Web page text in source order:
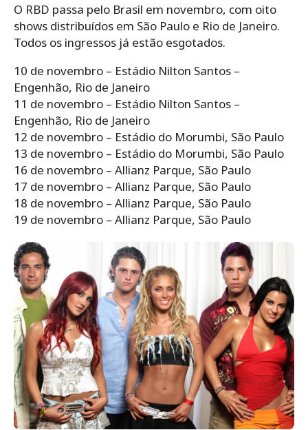
O RBD passa pelo Brasil em novembro, com oito
shows distribuídos em São Paulo e Rio de Janeiro.
Todos os ingressos já estão esgotados.
10 de novembro – Estádio Nilton Santos –
Engenhão, Rio de Janeiro
11 de novembro – Estádio Nilton Santos –
Engenhão, Rio de Janeiro
12 de novembro – Estádio do Morumbi, São Paulo
13 de novembro – Estádio do Morumbi, São Paulo
16 de novembro – Allianz Parque, São Paulo
17 de novembro – Allianz Parque, São Paulo
18 de novembro – Allianz Parque, São Paulo
19 de novembro – Allianz Parque, São Paulo